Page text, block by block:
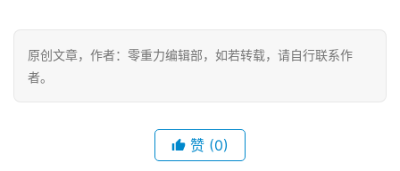
原创文章，作者：零重力编辑部，如若转载，请自行联系作
者。
赞 (0)